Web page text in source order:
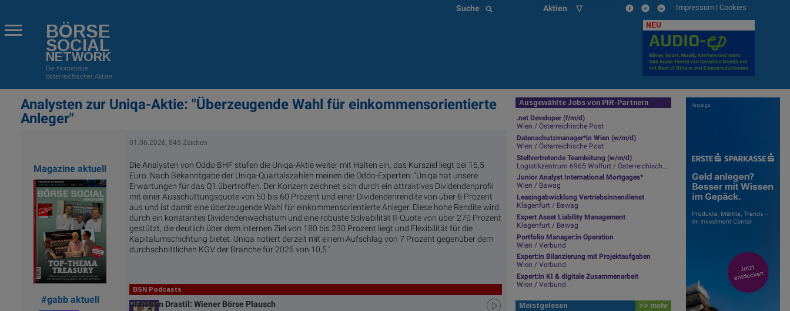
Suche Aktien ▽ Impressum | Cookies
BÖRSE
SOCIAL
NETWORK
Die Homebase
österreichischer Aktien
NEU
Analysten zur Uniqa-Aktie: "Überzeugende Wahl für einkommensorientierte
Anleger"
Magazine aktuell
#gabb aktuell
01.06.2026, 845 Zeichen
Die Analysten von Oddo BHF stufen die Uniqa-Aktie weiter mit Halten ein, das Kursziel liegt bei 16,5
Euro. Nach Bekanntgabe der Uniqa-Quartalszahlen meinen die Oddo-Experten: "Uniqa hat unsere
Erwartungen für das Q1 übertroffen. Der Konzern zeichnet sich durch ein attraktives Dividendenprofil
mit einer Ausschüttungsquote von 50 bis 60 Prozent und einer Dividendenrendite von über 6 Prozent
aus und ist damit eine überzeugende Wahl für einkommensorientierte Anleger. Diese hohe Rendite wird
durch ein konstantes Dividendenwachstum und eine robuste Solvabilität II-Quote von über 270 Prozent
gestützt, die deutlich über dem internen Ziel von 180 bis 230 Prozent liegt und Flexibilität für die
Kapitalumschichtung bietet. Uniqa notiert derzeit mit einem Aufschlag von 7 Prozent gegenüber dem
durchschnittlichen KGV der Branche für 2026 von 10,5."
BSN Podcasts
Christian Drastil: Wiener Börse Plausch
Ausgewählte Jobs von PIR-Partnern
.net Developer (f/m/d)
Wien / Österreichische Post
Datenschutzmanager*in Wien (w/m/d)
Wien / Österreichische Post
Stellvertretende Teamleitung (w/m/d)
Logistikzentrum 6965 Wolfurt / Österreichische Post
Junior Analyst International Mortgages*
Wien / Bawag
Leasingabwicklung Vertriebsinnendienst
Klagenfurt / Bawag
Expert Asset Liability Management
Klagenfurt / Bawag
Portfolio Manager:in Operation
Wien / Verbund
Expert:in Bilanzierung mit Projektaufgaben
Wien / Verbund
Expert:in KI & digitale Zusammenarbeit
Wien / Verbund
Meistgelesen >> mehr